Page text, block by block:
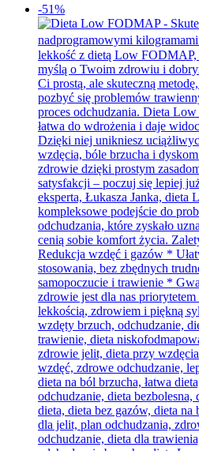
-51%